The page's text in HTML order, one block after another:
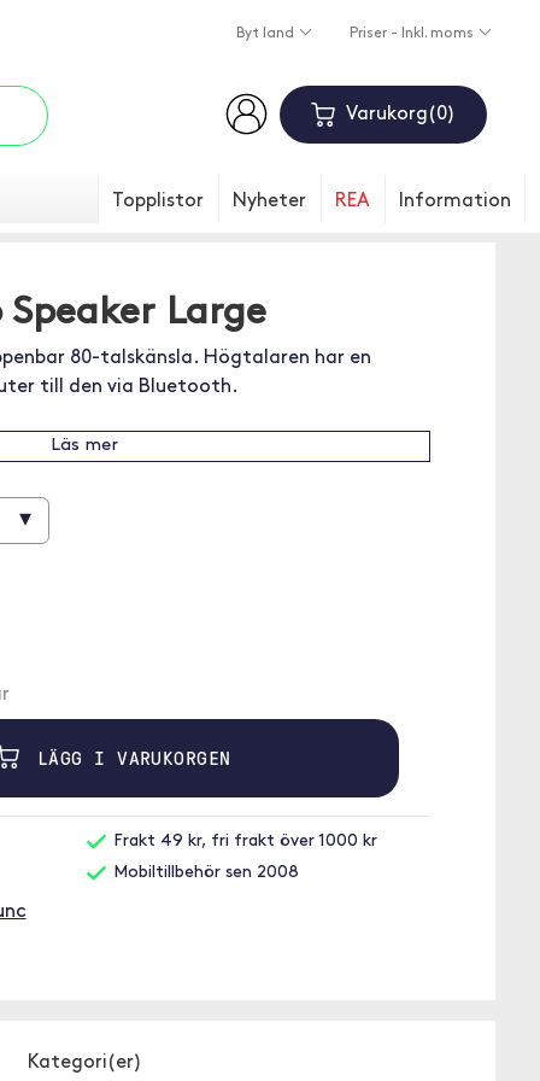
Byt land Priser - Inkl. moms
Varukorg 0
Topplistor Nyheter REA Information
Large
80-talskänsla. Högtalaren har en
till den via Bluetooth.
Läs mer
▾
LÄGG I VARUKORGEN
Frakt 49 kr, fri frakt över 1000 kr
Mobiltillbehör sen 2008
Kategori(er)